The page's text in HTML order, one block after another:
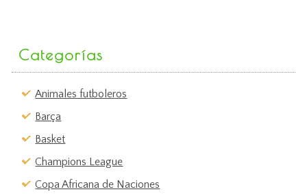
Categorías
Animales futboleros
Barça
Basket
Champions League
Copa Africana de Naciones